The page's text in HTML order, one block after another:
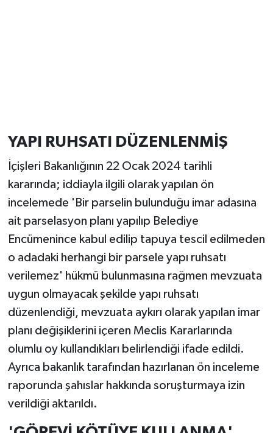
YAPI RUHSATI DÜZENLENMİŞ
İçişleri Bakanlığının 22 Ocak 2024 tarihli
kararında; iddiayla ilgili olarak yapılan ön
incelemede 'Bir parselin bulunduğu imar adasına
ait parselasyon planı yapılıp Belediye
Encümenince kabul edilip tapuya tescil edilmeden
o adadaki herhangi bir parsele yapı ruhsatı
verilemez' hükmü bulunmasına rağmen mevzuata
uygun olmayacak şekilde yapı ruhsatı
düzenlendiği, mevzuata aykırı olarak yapılan imar
planı değişiklerini içeren Meclis Kararlarında
olumlu oy kullandıkları belirlendiği ifade edildi.
Ayrıca bakanlık tarafından hazırlanan ön inceleme
raporunda şahıslar hakkında soruşturmaya izin
verildiği aktarıldı.